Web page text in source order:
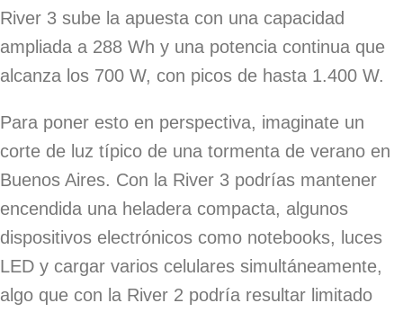
River 3 sube la apuesta con una capacidad
ampliada a 288 Wh y una potencia continua que
alcanza los 700 W, con picos de hasta 1.400 W.
Para poner esto en perspectiva, imaginate un
corte de luz típico de una tormenta de verano en
Buenos Aires. Con la River 3 podrías mantener
encendida una heladera compacta, algunos
dispositivos electrónicos como notebooks, luces
LED y cargar varios celulares simultáneamente,
algo que con la River 2 podría resultar limitado